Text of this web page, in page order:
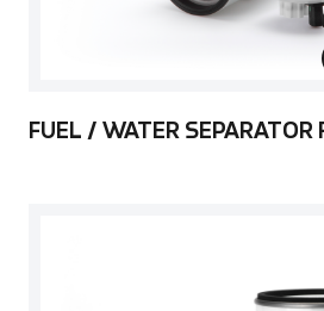
FUEL / WATER SEPARATOR